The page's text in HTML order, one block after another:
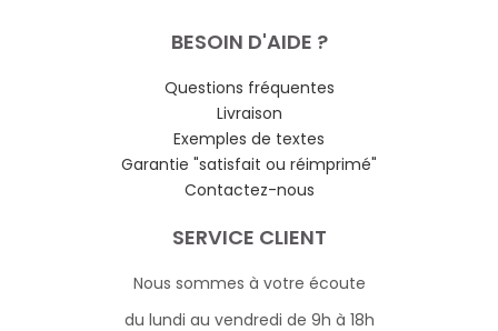
BESOIN D'AIDE ?
Questions fréquentes
Livraison
Exemples de textes
Garantie "satisfait ou réimprimé"
Contactez-nous
SERVICE CLIENT
Nous sommes à votre écoute
du lundi au vendredi de 9h à 18h